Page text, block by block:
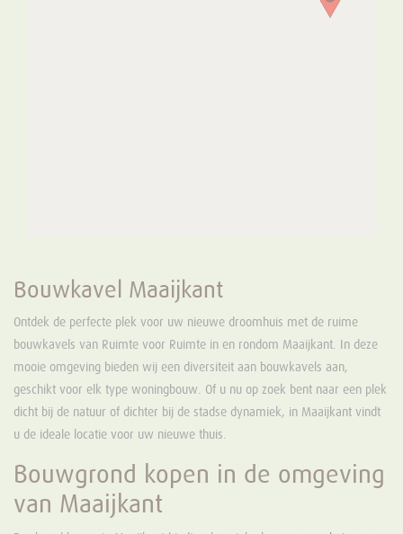
Bouwkavel Maaijkant
Ontdek de perfecte plek voor uw nieuwe droomhuis met de ruime
bouwkavels van Ruimte voor Ruimte in en rondom Maaijkant. In deze
mooie omgeving bieden wij een diversiteit aan bouwkavels aan,
geschikt voor elk type woningbouw. Of u nu op zoek bent naar een plek
dicht bij de natuur of dichter bij de stadse dynamiek, in Maaijkant vindt
u de ideale locatie voor uw nieuwe thuis.
Bouwgrond kopen in de omgeving
van Maaijkant